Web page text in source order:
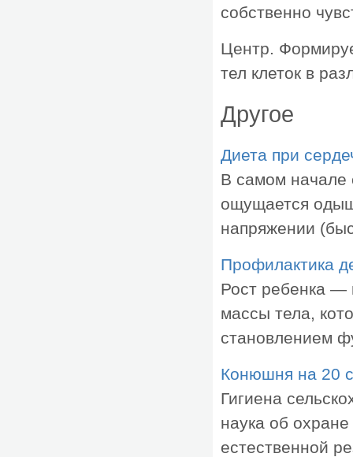
собственно
Центр.
тел клеток в
Другое
Диета при
В самом начале
ощущается
напряжении
Профилактика
Рост ребенка —
массы тела,
становлением
Конюшня на 20
Гигиена
наука об
естественной